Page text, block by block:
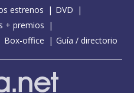
estrenos
DVD
+ premios
Box-office Guía / directorio